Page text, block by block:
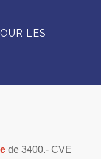
LES
de 3400.- CVE